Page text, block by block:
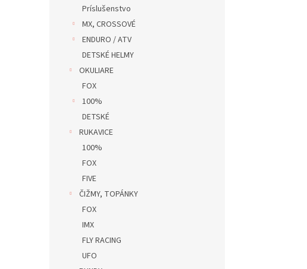
Príslušenstvo
MX, CROSSOVÉ
ENDURO / ATV
DETSKÉ HELMY
OKULIARE
FOX
100%
DETSKÉ
RUKAVICE
100%
FOX
FIVE
ČIŽMY, TOPÁNKY
FOX
IMX
FLY RACING
UFO